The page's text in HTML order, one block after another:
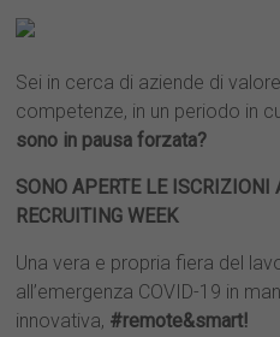
Sei in cerca di aziende di
competenze, in un periodo in
sono in pausa forzata?
SONO APERTE LE
RECRUITING WEEK
Una vera e propria fiera del
all’emergenza COVID-19 in
innovativa, #remote&smart!